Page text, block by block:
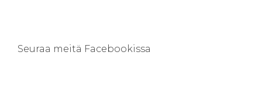
Seuraa meitä Facebookissa